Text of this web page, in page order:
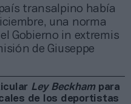
transalpino había
una norma
Gobierno in extremis
de Giuseppe
Ley Beckham para
de los deportistas